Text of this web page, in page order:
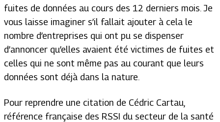
fuites de données au cours des 12 derniers mois. Je
vous laisse imaginer s’il fallait ajouter à cela le
nombre d’entreprises qui ont pu se dispenser
d’annoncer qu’elles avaient été victimes de fuites et
celles qui ne sont même pas au courant que leurs
données sont déjà dans la nature.
Pour reprendre une citation de Cédric Cartau,
référence française des RSSI du secteur de la santé